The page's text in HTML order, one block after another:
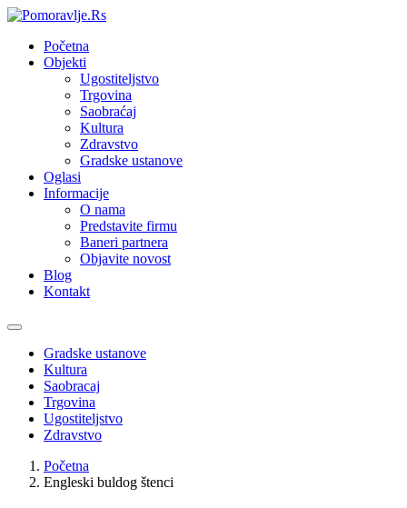
Početna
Objekti
Ugostiteljstvo
Trgovina
Saobraćaj
Kultura
Zdravstvo
Gradske ustanove
Oglasi
Informacije
O nama
Predstavite firmu
Baneri partnera
Objavite novost
Blog
Kontakt
Toggle
navigationGradske ustanove
Kultura
Saobracaj
Trgovina
Ugostiteljstvo
Zdravstvo
Početna
Engleski buldog štenci